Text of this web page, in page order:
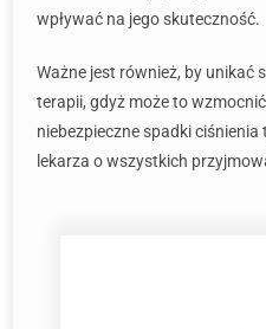
wpływać na jego skuteczność.
Ważne jest również, by unikać
terapii, gdyż może to
niebezpieczne spadki
lekarza o wszystkich